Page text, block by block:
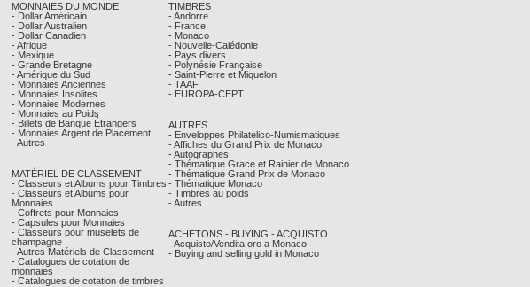
MONNAIES DU MONDE
- Dollar Américain
- Dollar Australien
- Dollar Canadien
- Afrique
- Mexique
- Grande Bretagne
- Amérique du Sud
- Monnaies Anciennes
- Monnaies Insolites
- Monnaies Modernes
- Monnaies au Poids
- Billets de Banque Étrangers
- Monnaies Argent de Placement
- Autres
MATÉRIEL DE CLASSEMENT
- Classeurs et Albums pour Timbres
- Classeurs et Albums pour
Monnaies
- Coffrets pour Monnaies
- Capsules pour Monnaies
- Classeurs pour muselets de
champagne
- Autres Matériels de Classement
- Catalogues de cotation de
monnaies
- Catalogues de cotation de timbres
TIMBRES
- Andorre
- France
- Monaco
- Nouvelle-Calédonie
- Pays divers
- Polynésie Française
- Saint-Pierre et Miquelon
- TAAF
- EUROPA-CEPT
AUTRES
- Enveloppes Philatelico-Numismatiques
- Affiches du Grand Prix de Monaco
- Autographes
- Thématique Grace et Rainier de Monaco
- Thématique Grand Prix de Monaco
- Thématique Monaco
- Timbres au poids
- Autres
ACHETONS - BUYING - ACQUISTO
- Acquisto/Vendita oro a Monaco
- Buying and selling gold in Monaco